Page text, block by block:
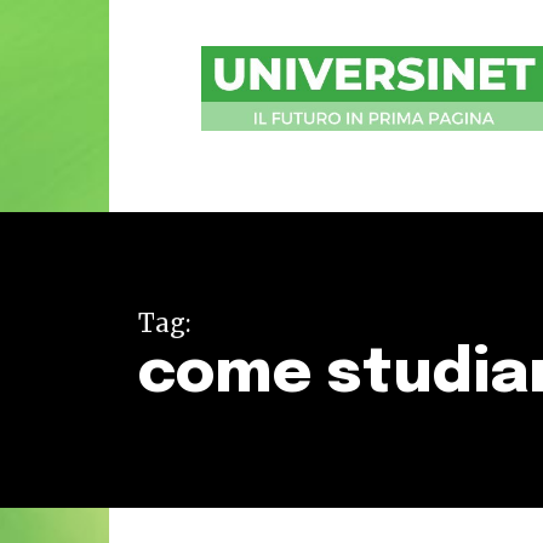
UniversiNet
Magazine
Tag:
come